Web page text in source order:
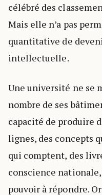
célébré des
Mais elle n’a pas
quantitative de
intellectuelle.
Une université ne se
nombre de ses
capacité de produire
lignes, des concepts
qui comptent, des
conscience
pouvoir à répondre.